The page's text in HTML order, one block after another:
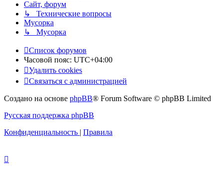
Сайт, форум
↳ Технические вопросы
Мусорка
↳ Мусорка
Список форумов
Часовой пояс: UTC+04:00
Удалить cookies
Связаться с администрацией
Создано на основе phpBB® Forum Software © phpBB Limited
Русская поддержка phpBB
Конфиденциальность | Правила